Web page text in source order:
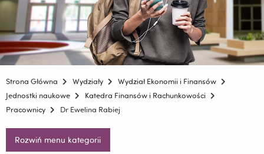
Strona Główna Wydziały
Wydział Ekonomii i Finansów
Jednostki naukowe
Katedra Finansów i Rachunkowości
Pracownicy
Dr Ewelina Rabiej
Rozwiń menu kategorii